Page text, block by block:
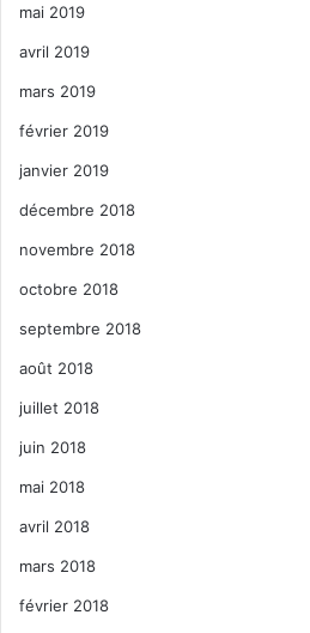
mai 2019
avril 2019
mars 2019
février 2019
janvier 2019
décembre 2018
novembre 2018
octobre 2018
septembre 2018
août 2018
juillet 2018
juin 2018
mai 2018
avril 2018
mars 2018
février 2018